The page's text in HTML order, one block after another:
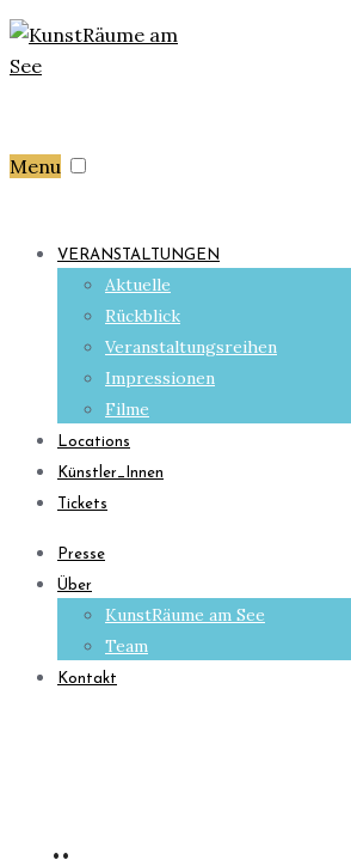
Menu
VERANSTALTUNGEN
Aktuelle
Rückblick
Veranstaltungsreihen
Impressionen
Filme
Locations
Künstler_Innen
Tickets
Presse
Über
KunstRäume am See
Team
Kontakt